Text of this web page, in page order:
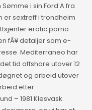
i sin Ford A fra
er sextreff i trondheim
erotic porno
fÃ¥ detaljer som e-
Mediterraneo har
tid offshore utover 12
og arbeid utover
etter
– 1981 Klesvask.